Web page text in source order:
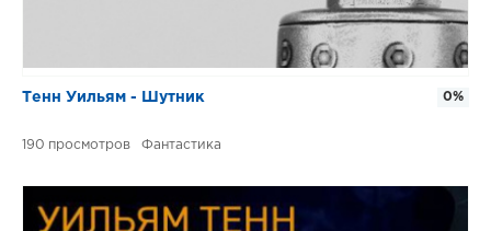
Тенн Уильям - Шутник
190 Фантастика
0%